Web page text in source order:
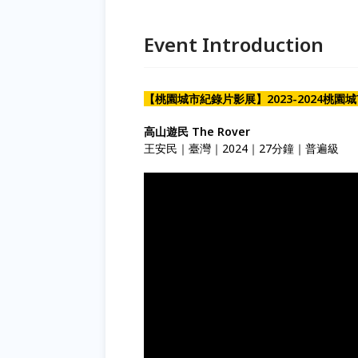
Event Introduction
【桃園城市紀錄片影展】2023-2024桃園
高山遊民 The Rover
王安民｜臺灣｜2024｜27分鐘｜普遍級